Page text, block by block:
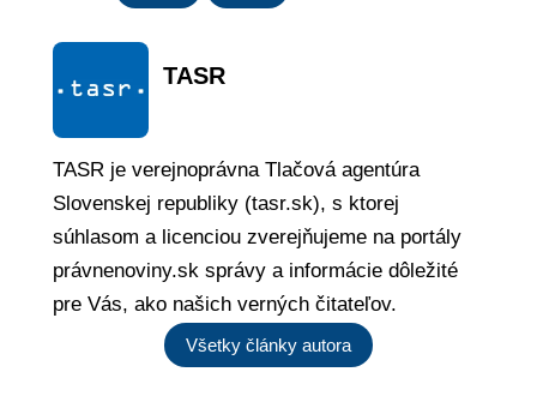
TASR
TASR je verejnoprávna Tlačová agentúra
Slovenskej republiky (tasr.sk), s ktorej
súhlasom a licenciou zverejňujeme na portály
právnenoviny.sk správy a informácie dôležité
pre Vás, ako našich verných čitateľov.
Všetky články autora